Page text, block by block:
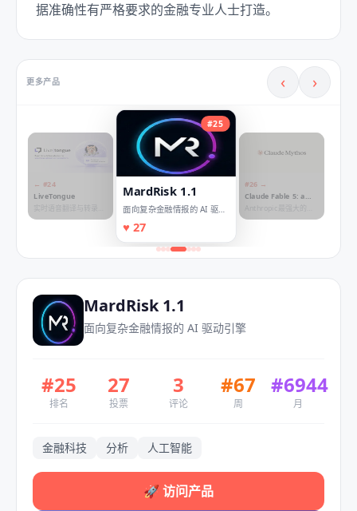
据准确性有严格要求的金融专业人士打造。
更多产品 ‹ ›
← #24
LiveTongue
会议助手
#25
MardRisk 1.1
面向复杂金融情报的 AI 驱动
引擎
♥ 27
#26 →
Claude Fable 5: a
model
Anthropic最强大的模
型，现已对所有人开放
MardRisk 1.1
面向复杂金融情报的 AI 驱动引擎
#25
排名
27
投票
3
评论
#67
周
#6944
月
金融科技 分析 人工智能
🚀 访问产品